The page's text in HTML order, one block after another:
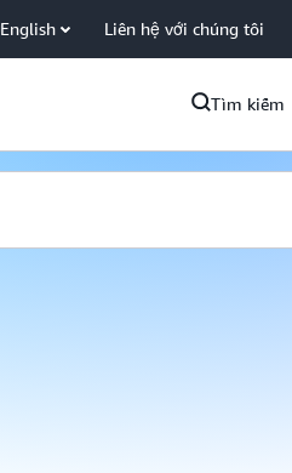
English Liên hệ với chúng tôi
Tìm kiếm